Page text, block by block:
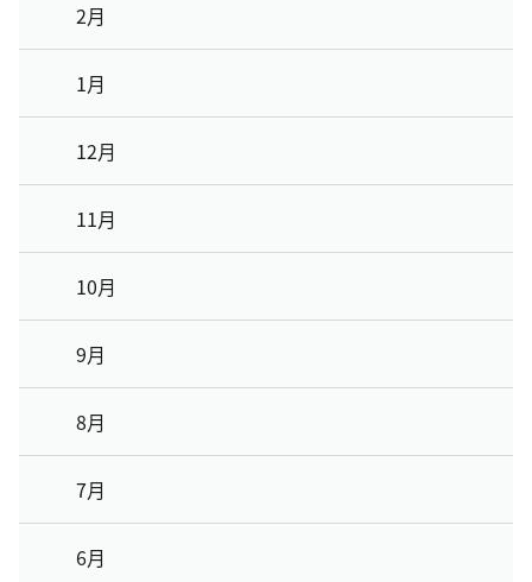
2月
1月
12月
11月
10月
9月
8月
7月
6月